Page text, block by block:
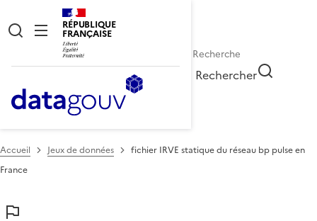
RÉPUBLIQUE
FRANÇAISE
Rechercher
Accueil Jeux de données
fichier IRVE statique du réseau bp pulse en
France